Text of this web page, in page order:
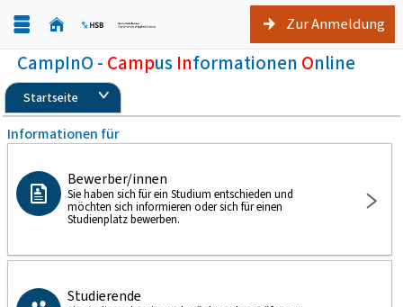
Zur Anmeldung
CampInO - Campus Informationen Online
Startseite
Informationen für
Bewerber/innen
Sie haben sich für ein Studium entschieden und
möchten sich informieren oder sich für einen
Studienplatz bewerben.
Studierende